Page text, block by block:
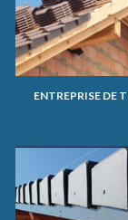
ENTREPRISE DE